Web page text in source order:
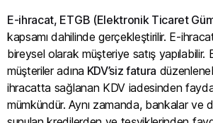
E-ihracat, ETGB (Elektronik Ticaret
kapsamı dahilinde gerçekleştirilir. E-
bireysel olarak müşteriye satış yapılabilir.
müşteriler adına KDV’siz fatura
ihracatta sağlanan KDV iadesinden
mümkündür. Aynı zamanda, bankalar ve